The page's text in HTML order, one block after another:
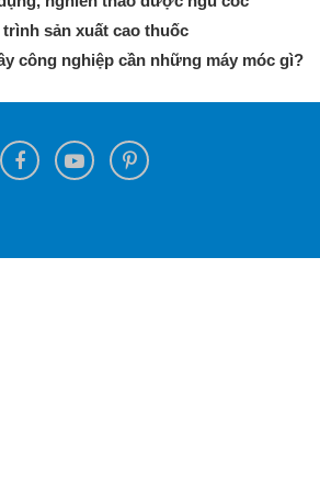
sản xuất cao thuốc
công nghiệp cần những máy móc gì?